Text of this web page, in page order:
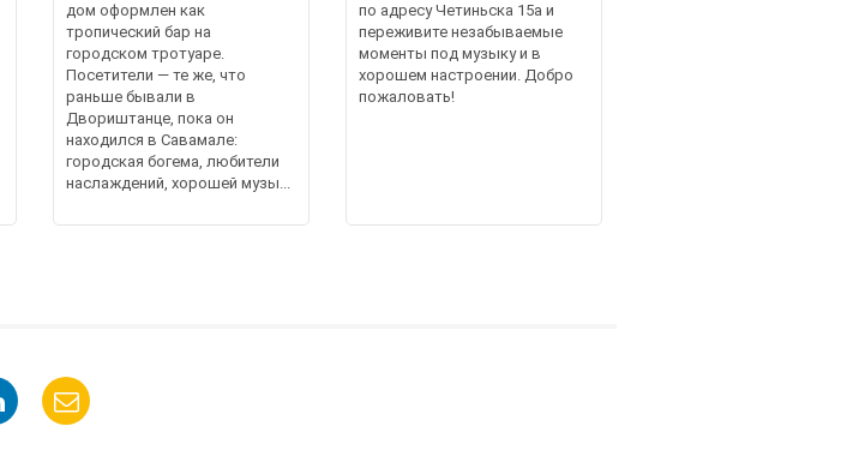
дом оформлен как
тропический бар на
городском тротуаре.
Посетители — те же, что
раньше бывали в
Двориштанце, пока он
находился в Савамале:
городская богема, любители
наслаждений, хорошей музы...
по адресу Четиньска 15а и
переживите незабываемые
моменты под музыку и в
хорошем настроении. Добро
пожаловать!